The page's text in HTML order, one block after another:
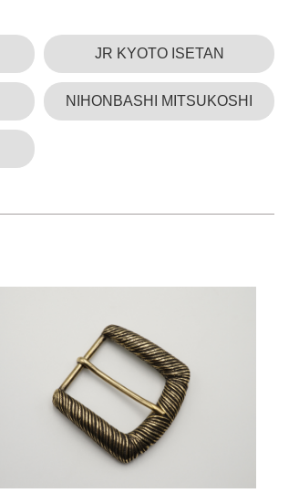
JR KYOTO ISETAN
NIHONBASHI MITSUKOSHI